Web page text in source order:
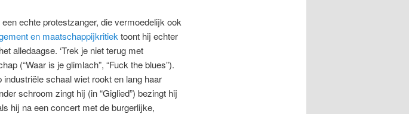
echte protestzanger, die vermoedelijk ook
en maatschappijkritiek toont hij echter
alledaagse. ‘Trek je niet terug met
(“Waar is je glimlach”, “Fuck the blues”).
schaal wiet rookt en lang haar
schroom zingt hij (in “Giglied”) bezingt hij
hij na een concert met de burgerlijke,